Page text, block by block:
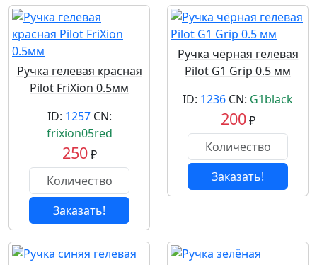
Ручка гелевая красная
Pilot FriXion 0.5мм
ID: 1257CN:
frixion05red
250₽
Заказать!
Ручка чёрная гелевая
Pilot G1 Grip 0.5 мм
ID: 1236 CN: G1black
200₽
Заказать!